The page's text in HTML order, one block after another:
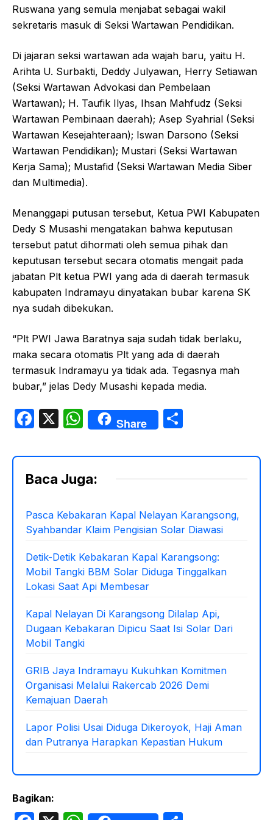
Ruswana yang semula menjabat sebagai wakil
sekretaris masuk di Seksi Wartawan Pendidikan.
Di jajaran seksi wartawan ada wajah baru, yaitu H.
Arihta U. Surbakti, Deddy Julyawan, Herry Setiawan
(Seksi Wartawan Advokasi dan Pembelaan
Wartawan); H. Taufik Ilyas, Ihsan Mahfudz (Seksi
Wartawan Pembinaan daerah); Asep Syahrial (Seksi
Wartawan Kesejahteraan); Iswan Darsono (Seksi
Wartawan Pendidikan); Mustari (Seksi Wartawan
Kerja Sama); Mustafid (Seksi Wartawan Media Siber
dan Multimedia).
Menanggapi putusan tersebut, Ketua PWI Kabupaten
Dedy S Musashi mengatakan bahwa keputusan
tersebut patut dihormati oleh semua pihak dan
keputusan tersebut secara otomatis mengait pada
jabatan Plt ketua PWI yang ada di daerah termasuk
kabupaten Indramayu dinyatakan bubar karena SK
nya sudah dibekukan.
“Plt PWI Jawa Baratnya saja sudah tidak berlaku,
maka secara otomatis Plt yang ada di daerah
termasuk Indramayu ya tidak ada. Tegasnya mah
bubar,” jelas Dedy Musashi kepada media.
F
c
e
o
o
k
X
W
h
at
s
p
p
Share
ar
Baca Juga:
Pasca Kebakaran Kapal Nelayan Karangsong,
Syahbandar Klaim Pengisian Solar Diawasi
Detik-Detik Kebakaran Kapal Karangsong:
Mobil Tangki BBM Solar Diduga Tinggalkan
Lokasi Saat Api Membesar
Kapal Nelayan Di Karangsong Dilalap Api,
Dugaan Kebakaran Dipicu Saat Isi Solar Dari
Mobil Tangki
GRIB Jaya Indramayu Kukuhkan Komitmen
Organisasi Melalui Rakercab 2026 Demi
Kemajuan Daerah
Lapor Polisi Usai Diduga Dikeroyok, Haji Aman
dan Putranya Harapkan Kepastian Hukum
Bagikan: